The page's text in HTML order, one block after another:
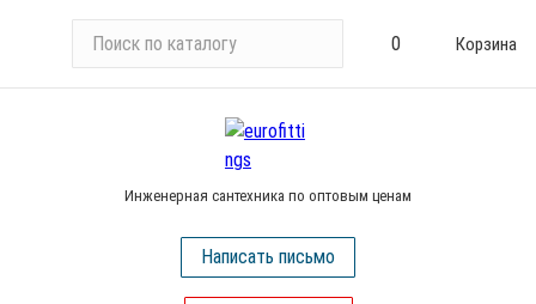
и
0 Корзина
Инженерная сантехника по оптовым ценам
Написать письмо